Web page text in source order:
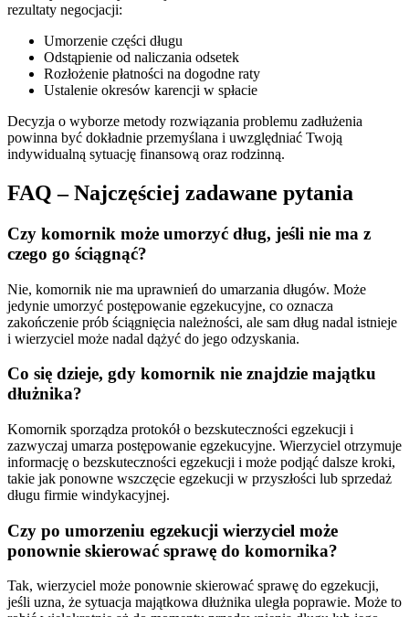
rezultaty negocjacji:
Umorzenie części długu
Odstąpienie od naliczania odsetek
Rozłożenie płatności na dogodne raty
Ustalenie okresów karencji w spłacie
Decyzja o wyborze metody rozwiązania problemu zadłużenia
powinna być dokładnie przemyślana i uwzględniać Twoją
indywidualną sytuację finansową oraz rodzinną.
FAQ – Najczęściej zadawane pytania
Czy komornik może umorzyć dług, jeśli nie ma z
czego go ściągnąć?
Nie, komornik nie ma uprawnień do umarzania długów. Może
jedynie umorzyć postępowanie egzekucyjne, co oznacza
zakończenie prób ściągnięcia należności, ale sam dług nadal istnieje
i wierzyciel może nadal dążyć do jego odzyskania.
Co się dzieje, gdy komornik nie znajdzie majątku
dłużnika?
Komornik sporządza protokół o bezskuteczności egzekucji i
zazwyczaj umarza postępowanie egzekucyjne. Wierzyciel otrzymuje
informację o bezskuteczności egzekucji i może podjąć dalsze kroki,
takie jak ponowne wszczęcie egzekucji w przyszłości lub sprzedaż
długu firmie windykacyjnej.
Czy po umorzeniu egzekucji wierzyciel może
ponownie skierować sprawę do komornika?
Tak, wierzyciel może ponownie skierować sprawę do egzekucji,
jeśli uzna, że sytuacja majątkowa dłużnika uległa poprawie. Może to